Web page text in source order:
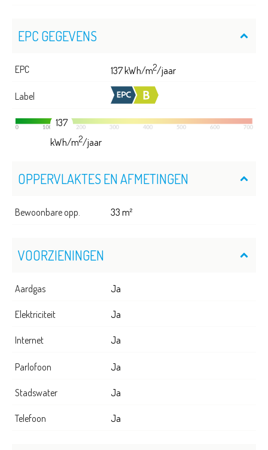
EPC GEGEVENS
EPC 137 kWh/m2/jaar
Label
137
kWh/m2/jaar
OPPERVLAKTES EN AFMETINGEN
Bewoonbare opp. 33 m²
VOORZIENINGEN
Aardgas Ja
Elektriciteit Ja
Internet Ja
Parlofoon Ja
Stadswater Ja
Telefoon Ja